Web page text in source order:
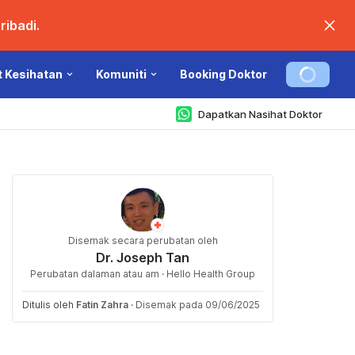
Kesihatan Komuniti Booking Doktor
Dapatkan Nasihat Doktor
Disemak secara perubatan oleh
Dr. Joseph Tan
Perubatan dalaman atau am · Hello Health Group
Ditulis oleh Fatin Zahra · Disemak pada 09/06/2025